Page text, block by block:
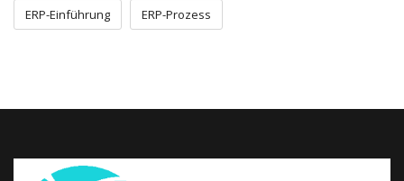
ERP-Einführung ERP-Prozess